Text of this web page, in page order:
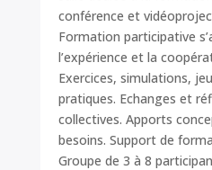
conférence et
Formation participative
l’expérience et la
Exercices, simulations,
pratiques. Echanges et
collectives. Apports
besoins. Support de
Groupe de 3 à 8